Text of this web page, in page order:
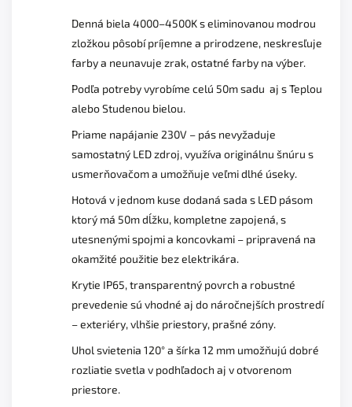
Denná biela 4000–4500K s eliminovanou modrou
zložkou pôsobí príjemne a prirodzene, neskresľuje
farby a neunavuje zrak, ostatné farby na výber.
Podľa potreby vyrobíme celú 50m sadu aj s Teplou
alebo Studenou bielou.
Priame napájanie 230V – pás nevyžaduje
samostatný LED zdroj, využíva originálnu šnúru s
usmerňovačom a umožňuje veľmi dlhé úseky.
Hotová v jednom kuse dodaná sada s LED pásom
ktorý má 50m dĺžku, kompletne zapojená, s
utesnenými spojmi a koncovkami – pripravená na
okamžité použitie bez elektrikára.
Krytie IP65, transparentný povrch a robustné
prevedenie sú vhodné aj do náročnejších prostredí
– exteriéry, vlhšie priestory, prašné zóny.
Uhol svietenia 120° a šírka 12 mm umožňujú dobré
rozliatie svetla v podhľadoch aj v otvorenom
priestore.